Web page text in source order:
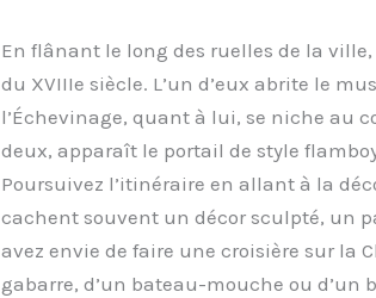
En flânant le long des ruelles de la
du XVIIIe siècle. L’un d’eux abrite le
l’Échevinage, quant à lui, se niche au
deux, apparaît le portail de style
Poursuivez l’itinéraire en allant à la
cachent souvent un décor sculpté, un
avez envie de faire une croisière sur la
gabarre, d’un bateau-mouche ou d’un